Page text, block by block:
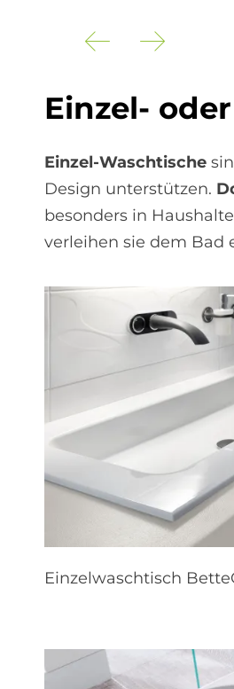
Einzel-
Einzel-Waschtische
Design unterstützen.
besonders in
verleihen sie dem Bad
Einzelwaschtisch